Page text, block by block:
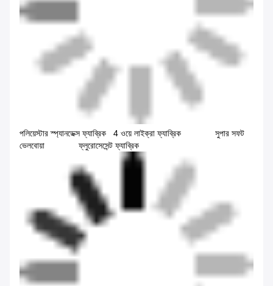
পলিয়েস্টার স্প্যানডেক্স ফ্যাব্রিক 4 ওয়ে লাইক্রা ফ্যাব্রিক সুপার সফট
ভেলবোয়া ফ্লুরোসেসেন্ট ফ্যাব্রিক